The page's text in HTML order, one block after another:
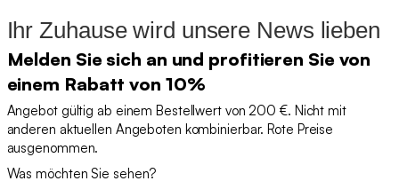
Ihr Zuhause wird unsere News lieben
Melden Sie sich an und profitieren Sie von
einem Rabatt von 10%
Angebot gültig ab einem Bestellwert von 200 €. Nicht mit
anderen aktuellen Angeboten kombinierbar. Rote Preise
ausgenommen.
Was möchten Sie sehen?